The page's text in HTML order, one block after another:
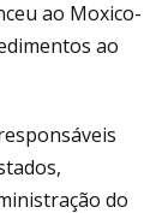
ao Moxico-
ao
do